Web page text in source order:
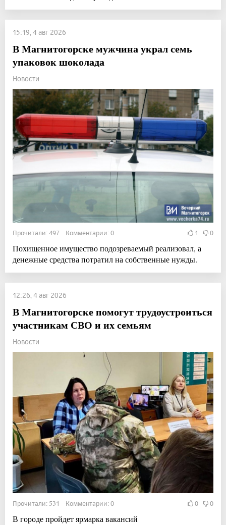
15:19, 4 авг 2026
В Магнитогорске мужчина украл семь
упаковок шоколада
Новости
Прочитали: 497 Комментарии: 0 1 0
Похищенное имущество подозреваемый реализовал, а
денежные средства потратил на собственные нужды.
12:26, 4 авг 2026
В Магнитогорске помогут трудоустроиться
участникам СВО и их семьям
Новости
Прочитали: 531 Комментарии: 0 0 0
В городе пройдет ярмарка вакансий